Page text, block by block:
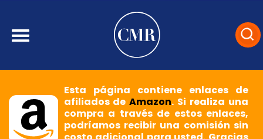
Esta página contiene enlaces de
afiliados deAmazon. Si realiza una
compra a través de estos enlaces,
podríamos recibir una comisión sin